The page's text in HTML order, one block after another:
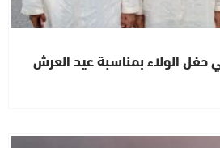
الولاء بمناسبة عيد العرش